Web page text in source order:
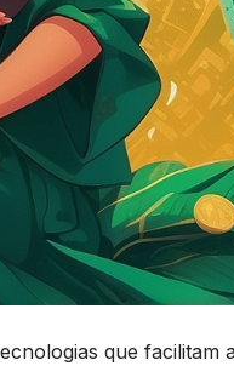
que facilitam